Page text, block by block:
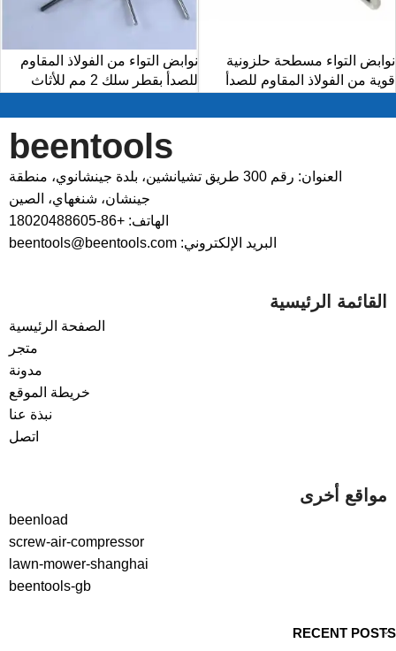
نوابض التواء مسطحة حلزونية
قوية من الفولاذ المقاوم للصدأ
نوابض التواء من الفولاذ المقاوم
للصدأ بقطر سلك 2 مم للأثاث
beentools
العنوان: رقم 300 طريق تشيانشين، بلدة جينشانوي، منطقة
جينشان، شنغهاي، الصين
الهاتف: +86-18020488605
البريد الإلكتروني: beentools@beentools.com
القائمة الرئيسية
الصفحة الرئيسية
متجر
مدونة
خريطة الموقع
نبذة عنا
اتصل
مواقع أخرى
beenload
screw-air-compressor
lawn-mower-shanghai
beentools-gb
RECENT POSTS